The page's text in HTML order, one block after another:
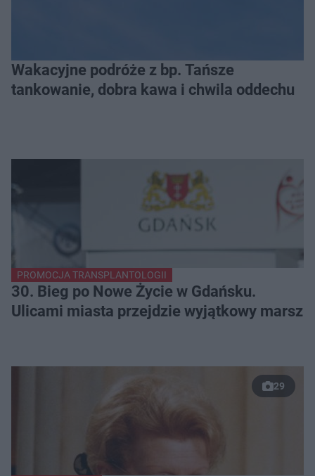
Wakacyjne podróże z bp. Tańsze
tankowanie, dobra kawa i chwila oddechu
PROMOCJA TRANSPLANTOLOGII
30. Bieg po Nowe Życie w Gdańsku.
Ulicami miasta przejdzie wyjątkowy marsz
29